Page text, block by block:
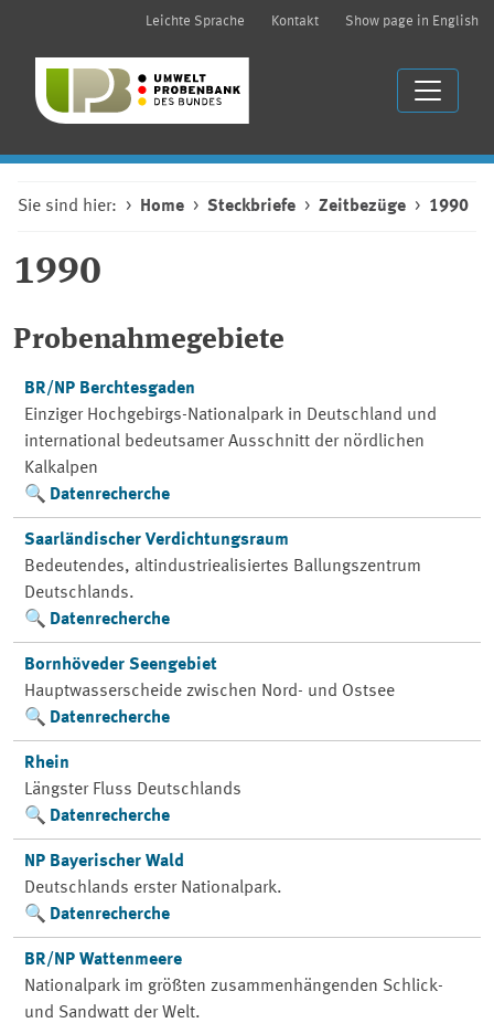
Leichte Sprache Kontakt Show page in English
Sie sind hier: Home Steckbriefe Zeitbezüge 1990
1990
Probenahmegebiete
BR/NP Berchtesgaden
Einziger Hochgebirgs-Nationalpark in Deutschland und
international bedeutsamer Ausschnitt der nördlichen
Kalkalpen
Datenrecherche
Saarländischer Verdichtungsraum
Bedeutendes, altindustriealisiertes Ballungszentrum
Deutschlands.
Datenrecherche
Bornhöveder Seengebiet
Hauptwasserscheide zwischen Nord- und Ostsee
Datenrecherche
Rhein
Längster Fluss Deutschlands
Datenrecherche
NP Bayerischer Wald
Deutschlands erster Nationalpark.
Datenrecherche
BR/NP Wattenmeere
Nationalpark im größten zusammenhängenden Schlick-
und Sandwatt der Welt.